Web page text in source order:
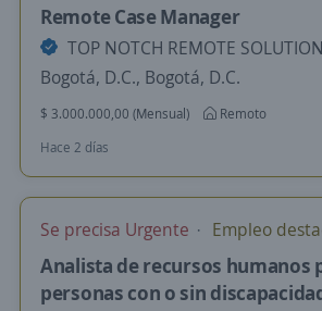
Remote Case Manager
TOP NOTCH REMOTE
Bogotá, D.C., Bogotá, D.C.
$ 3.000.000,00 (Mensual)
Remoto
Hace 2 días
Se precisa Urgente Empleo
Analista de recursos humanos
personas con o sin